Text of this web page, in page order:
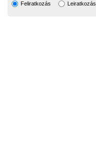
Feliratkozás Leiratkozás